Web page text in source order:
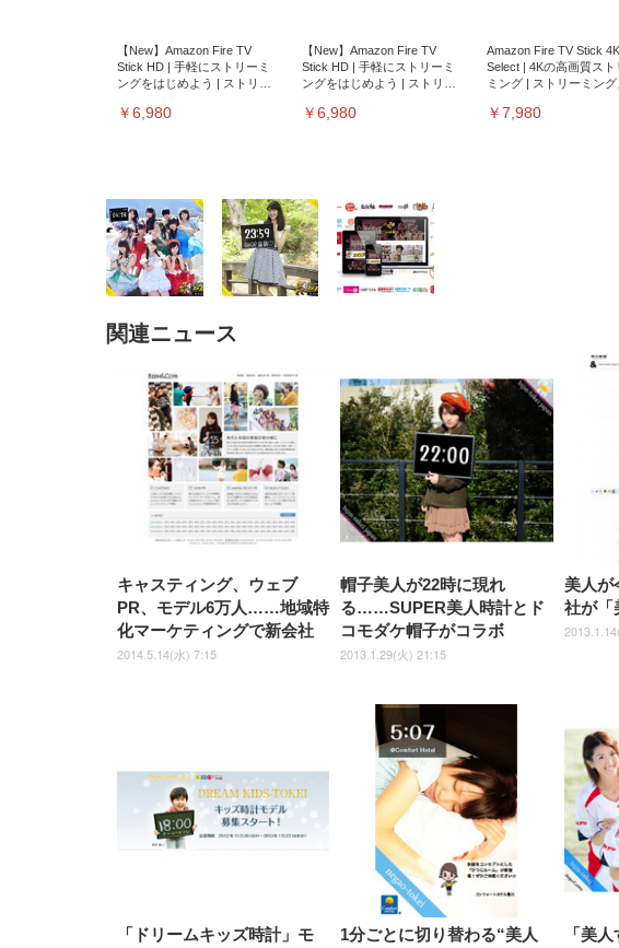
【New】Amazon Fire TV
Stick HD | 手軽にストリーミ
ングをはじめよう | ストリー
￥6,980
【New】Amazon Fire TV
Stick HD | 手軽にストリーミ
ングをはじめよう | ストリー
￥6,980
Amazon Fire TV Stick 4K
Select | 4Kの高画質スト
ミング | ストリーミング
￥7,980
[EdoErgo] オフィスチェア 椅
子 テレワーク 疲れない 跳ね
上げ式アームレスト コンパク
ト 約105度ロッキング pc 事務
椅子 360度回転 座面昇降 強化
ナイロン樹脂ベース 通気性メ
ッシュ 在宅ワーク H-
WY01(黒網+黒枠+黒足)
￥5,699
／デスクチェア メッシュチェ
ア 人間工学 疲れない ブラッ
￥27,999
Sezlife オフィスチェア
チェア 疲れない テレワ
チェア 強化バックレス
度ロッキング機能 人間
子 腰サポート 90度跳ね
式アームレスト 3Dヘッ
ト ハンガー付き 高反発
ョン PCチェア 通気性メ
ュ ゲーミング/勉強/事務
しゃれ パソコンチェア
ック)
￥7,680
ムモニター | FlexScan
EV3240X-WT | 31.5型4K
UHD・USB Type-C・ホワイ
￥105,595
ムモニター | FlexScan
EV2740X-WT | 27.0型4K
UHD・USB Type-C・ホワイ
ト
￥109,572
【純正品】27"ゲーミングモ
ニター DualSense 充電フッ
ク付き（CFI-ZDM1J）
￥49,979
Amazonベーシック ペットシ
ーツ 薄型 レギュラー 1回使い
捨て 無香料 ホワイト 300枚
￥3,373
ーツ 厚型 ワイド 42枚x2袋(84
枚) ホワイト(吸収面:ライトブ
￥3,234
ネオ・ルーライフ ネオ
ツ L 中型犬用 26枚入り
関連ニュース
キャスティング、ウェブ
PR、モデル6万人……地域特
化マーケティングで新会社
2014.5.14(水) 7:15
帽子美人が22時に現れ
る……SUPER美人時計とド
コモダケ帽子がコラボ
2013.1.29(火) 21:15
美人
社が「
「ドリームキッズ時計」モ
1分ごとに切り替わる“美人
「美